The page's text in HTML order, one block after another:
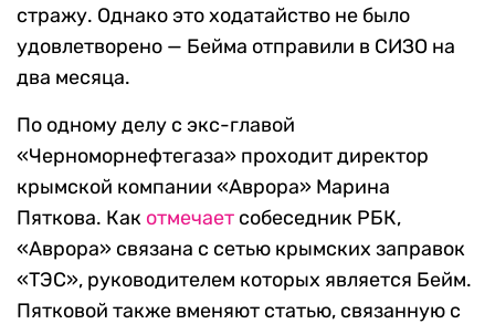
стражу. Однако это ходатайство не было
удовлетворено — Бейма отправили в СИЗО на
два месяца.
По одному делу с экс-главой
«Черноморнефтегаза» проходит директор
крымской компании «Аврора» Марина
Пяткова. Как отмечает собеседник РБК,
«Аврора» связана с сетью крымских заправок
«ТЭС», руководителем которых является Бейм.
Пятковой также вменяют статью, связанную с